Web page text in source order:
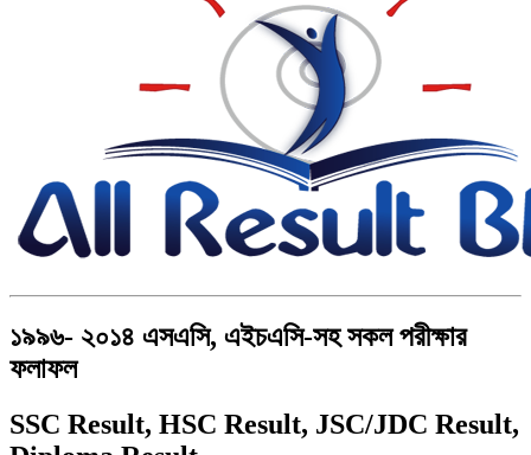
১৯৯৬- ২০১৪ এসএসি, এইচএসি-সহ সকল পরীক্ষার
ফলাফল
SSC Result, HSC Result, JSC/JDC Result,